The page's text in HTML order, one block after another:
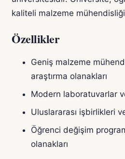
kaliteli malzeme
Özellikler
Geniş malzeme
araştırma olanakları
Modern laboratuvarlar
Uluslararası işbirlikleri
Öğrenci değişim
olanakları